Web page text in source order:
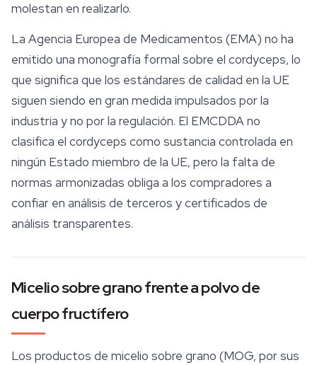
molestan en realizarlo.
La Agencia Europea de Medicamentos (EMA) no ha
emitido una monografía formal sobre el cordyceps, lo
que significa que los estándares de calidad en la UE
siguen siendo en gran medida impulsados por la
industria y no por la regulación. El EMCDDA no
clasifica el cordyceps como sustancia controlada en
ningún Estado miembro de la UE, pero la falta de
normas armonizadas obliga a los compradores a
confiar en análisis de terceros y certificados de
análisis transparentes.
Micelio sobre grano frente a polvo de
cuerpo fructífero
Los productos de micelio sobre grano (MOG, por sus